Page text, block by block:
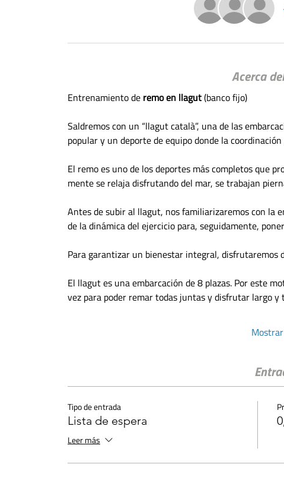
Acerca
Entrenamiento de remo en llagut (banco fijo)
Saldremos con un “llagut català”, una de las
popular y un deporte de equipo donde la
El remo es uno de los deportes más completos que
mente se relaja disfrutando del mar, se trabajan
Antes de subir al llagut, nos familiarizaremos con la
de la dinámica del ejercicio para, seguidamente,
Para garantizar un bienestar integral, disfrutaremos
El llagut es una embarcación de 8 plazas. Por este
vez para poder remar todas juntas y disfrutar largo y
Tipo de entrada
Lista de espera
Leer más